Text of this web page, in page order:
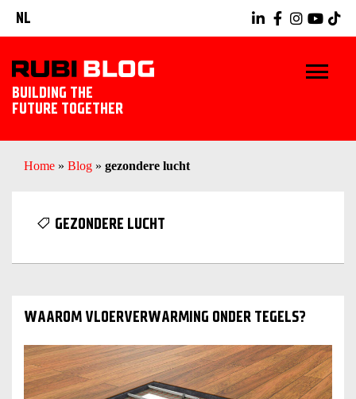
NL
BUILDING THE
FUTURE TOGETHER
HOME
ONTDEK RUBI
Home » Blog » gezondere lucht
GEZONDERE LUCHT
WAAROM VLOERVERWARMING ONDER TEGELS?